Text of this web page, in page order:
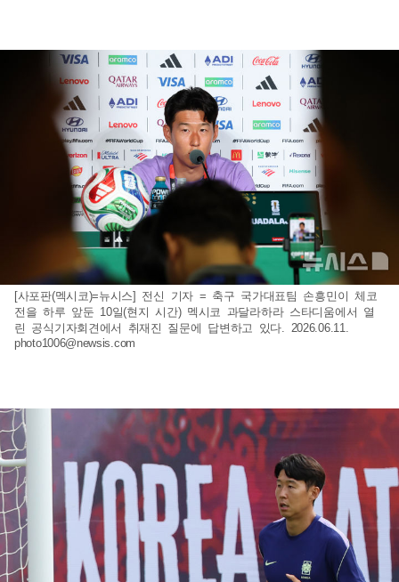
[사포판(멕시코)=뉴시스] 전신 기자 = 축구 국가대표팀 손흥민이 체코
전을 하루 앞둔 10일(현지 시간) 멕시코 과달라하라 스타디움에서 열
린 공식기자회견에서 취재진 질문에 답변하고 있다. 2026.06.11.
photo1006@newsis.com